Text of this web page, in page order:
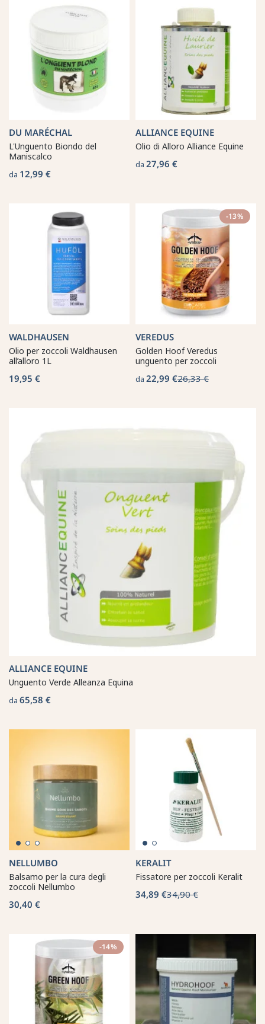
DU MARÉCHAL
L'Unguento Biondo del
Maniscalco
da 12,99 €
ALLIANCE EQUINE
Olio di Alloro Alliance Equine
da 27,96 €
WALDHAUSEN
Olio per zoccoli Waldhausen
all’alloro 1L
19,95 €
-13%
VEREDUS
Golden Hoof Veredus
unguento per zoccoli
da 22,99 €26,33 €
ALLIANCE EQUINE
Unguento Verde Alleanza Equina
da 65,58 €
NELLUMBO
Balsamo per la cura degli
zoccoli Nellumbo
30,40 €
KERALIT
Fissatore per zoccoli Keralit
34,89 €34,90 €
-14%